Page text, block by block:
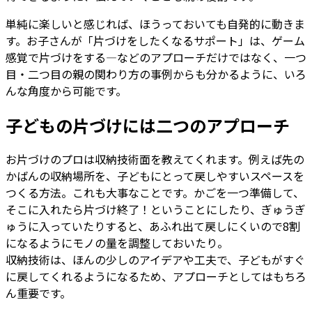
単純に楽しいと感じれば、ほうっておいても自発的に動きま
す。お子さんが「片づけをしたくなるサポート」は、ゲーム
感覚で片づけをする―などのアプローチだけではなく、一つ
目・二つ目の親の関わり方の事例からも分かるように、いろ
んな角度から可能です。
子どもの片づけには二つのアプローチ
お片づけのプロは収納技術面を教えてくれます。例えば先の
かばんの収納場所を、子どもにとって戻しやすいスペースを
つくる方法。これも大事なことです。かごを一つ準備して、
そこに入れたら片づけ終了！ということにしたり、ぎゅうぎ
ゅうに入っていたりすると、あふれ出て戻しにくいので8割
になるようにモノの量を調整しておいたり。
収納技術は、ほんの少しのアイデアや工夫で、子どもがすぐ
に戻してくれるようになるため、アプローチとしてはもちろ
ん重要です。